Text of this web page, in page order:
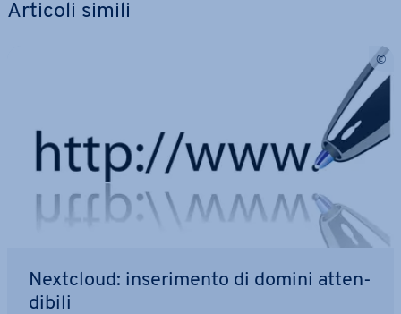
Articoli simili
Nextcloud: in­se­ri­men­to di domini at­ten­
di­bi­li